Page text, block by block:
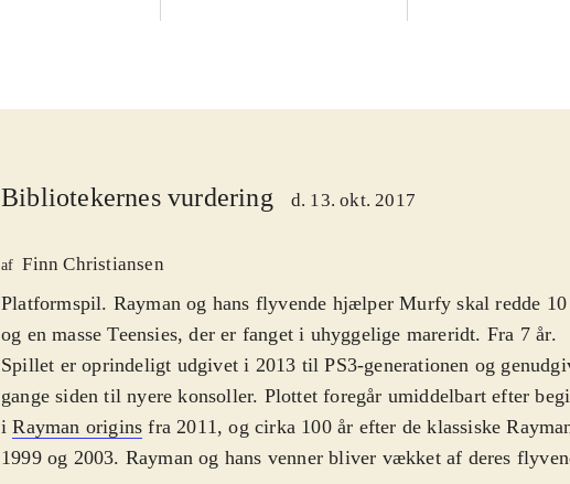
Bibliotekernes vurdering d. 13. okt. 2017
af Finn Christiansen
Platformspil. Rayman og hans flyvende hjælper Murfy skal redde 10
og en masse Teensies, der er fanget i uhyggelige mareridt. Fra 7 år.
Spillet er oprindeligt udgivet i 2013 til PS3-generationen og
gange siden til nyere konsoller. Plottet foregår umiddelbart efter
iRayman origins fra 2011, og cirka 100 år efter de klassiske
1999 og 2003. Rayman og hans venner bliver vækket af deres